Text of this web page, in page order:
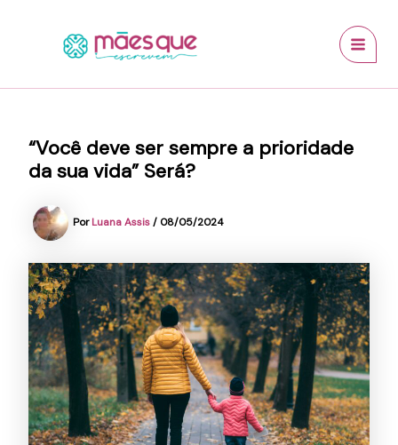
“Você deve ser sempre a prioridade
da sua vida” Será?
PorLuana Assis/ 08/05/2024